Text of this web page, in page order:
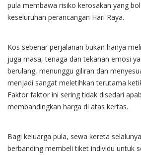
pula membawa risiko kerosakan yang
keseluruhan perancangan Hari Raya.
Kos sebenar perjalanan bukan hanya
juga masa, tenaga dan tekanan emosi
berulang, menunggu giliran dan
menjadi sangat meletihkan terutama
Faktor faktor ini sering tidak disedari
membandingkan harga di atas kertas.
Bagi keluarga pula, sewa kereta
berbanding membeli tiket individu untuk